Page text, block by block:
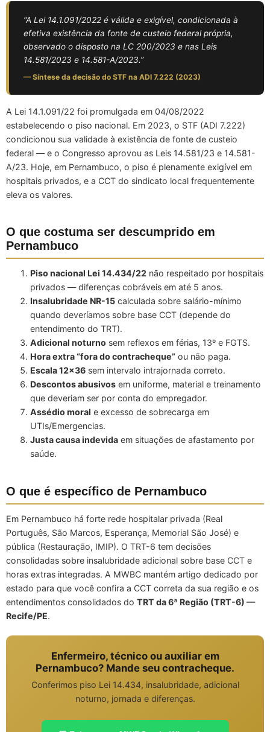
“A Lei 14.1.091/2022 é válida e exigível, condicionada à
efetiva existência da fonte de custeio federal própria,
observado o disposto na LC 200/2023 e nas Leis
14.581/2023 e 14.581-A/2023.”
— Síntese da decisão do STF na ADI 7.222 (2023)
A Lei 14.1.091/22 foi promulgada em 04/08/2022
estabelecendo o piso nacional. Em 2023, o STF (ADI 7.222)
condicionou sua validade à existência de fonte de custeio
federal — e o Congresso aprovou as Leis 14.581/23 e 14.581-
A/23. Hoje, em Pernambuco, o piso é plenamente exigível em
hospitais privados, e a CCT do sindicato local frequentemente
eleva os valores.
O que costuma ser descumprido em
Pernambuco
Piso nacional Lei 14.434/22 não respeitado por hospitais
privados — diferenças cobráveis em até 5 anos.
Insalubridade NR-15 calculada sobre salário-mínimo
quando deveríamos sobre base CCT (depende do
entendimento do TRT).
Adicional noturno sem reflexos em férias, 13º e FGTS.
Hora extra “fora do contracheque” ou não paga.
Escala 12×36 sem intervalo intrajornada correto.
Descontos abusivos em uniforme, material e treinamento
que deveriam ser por conta do empregador.
Assédio moral e excesso de sobrecarga em
UTIs/Emergencias.
Justa causa indevida em situações de afastamento por
saúde.
O que é específico de Pernambuco
Em Pernambuco há forte rede hospitalar privada (Real
Português, São Marcos, Esperança, Memorial São José) e
pública (Restauração, IMIP). O TRT-6 tem decisões
consolidadas sobre insalubridade adicional sobre base CCT e
horas extras integradas. A MWBC mantém artigo dedicado por
estado para que você confira a CCT correta da sua região e os
entendimentos consolidados do TRT da 6ª Região (TRT-6) —
Recife/PE.
Enfermeiro, técnico ou auxiliar em
Pernambuco? Mande seu contracheque.
Conferimos piso Lei 14.434, insalubridade, adicional
noturno, jornada e diferenças.